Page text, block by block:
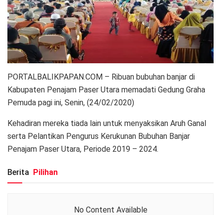
PORTALBALIKPAPAN.COM – Ribuan bubuhan banjar di
Kabupaten Penajam Paser Utara memadati Gedung Graha
Pemuda pagi ini, Senin, (24/02/2020)
Kehadiran mereka tiada lain untuk menyaksikan Aruh Ganal
serta Pelantikan Pengurus Kerukunan Bubuhan Banjar
Penajam Paser Utara, Periode 2019 – 2024.
Berita Pilihan
No Content Available